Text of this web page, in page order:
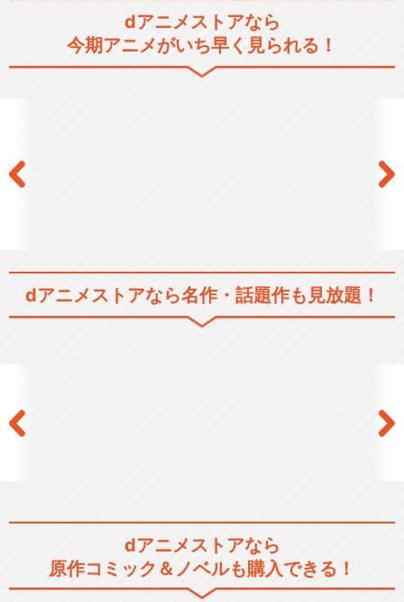
dアニメストアなら
今期アニメがいち早く見られる！
dアニメストアなら名作・話題作も見放題！
dアニメストアなら
原作コミック＆ノベルも購入できる！